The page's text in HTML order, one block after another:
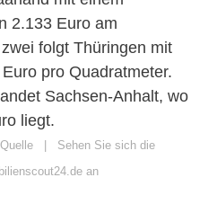
2.133 Euro am
folgt Thüringen mit
pro Quadratmeter.
Sachsen-Anhalt, wo
liegt.
| Sehen Sie sich die
an